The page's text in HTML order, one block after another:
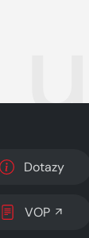
Dotazy
VOP